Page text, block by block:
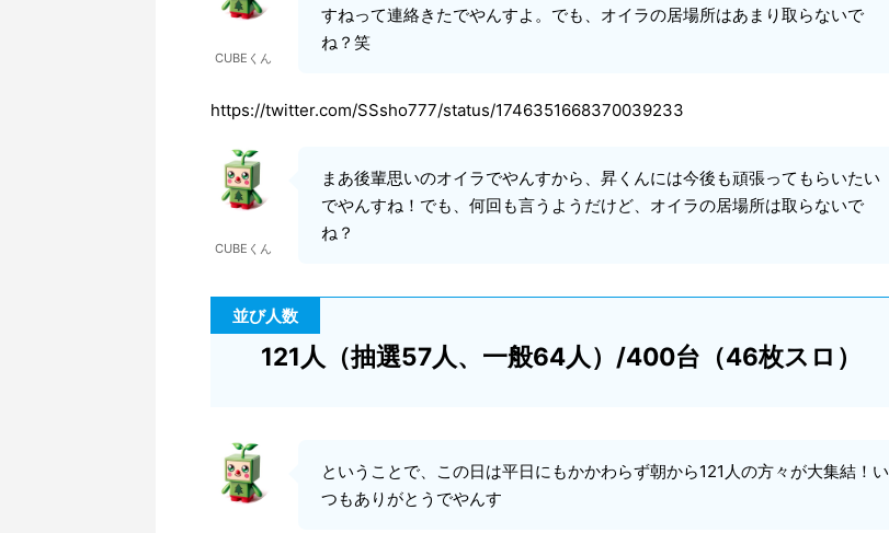
CUBEくん
すねって連絡きたでやんすよ。でも、オイラの居場所はあまり取らないで
ね？笑
https://twitter.com/SSsho777/status/1746351668370039233
CUBEくん
まあ後輩思いのオイラでやんすから、昇くんには今後も頑張ってもらいたい
でやんすね！でも、何回も言うようだけど、オイラの居場所は取らないで
ね？
並び人数
121人（抽選57人、一般64人）/400台（46枚スロ）
ということで、この日は平日にもかかわらず朝から121人の方々が大集結！い
つもありがとうでやんす